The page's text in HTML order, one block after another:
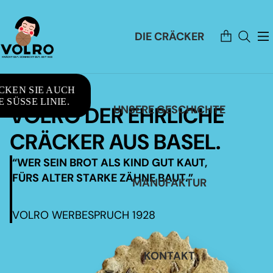
DIE CRÄCKER
UNSERE GESCHICHTE
MANUFAKTUR
KONTAKT
Artikel
im
Warenkorb
SIE AUCH
SÜSSE LINIE.
VOLRO DER EHRLICHE
CRÄCKER AUS BASEL.
“WER SEIN BROT ALS KIND GUT KAUT,
FÜRS ALTER STARKE ZÄHNE BAUT.”
VOLRO WERBESPRUCH 1928